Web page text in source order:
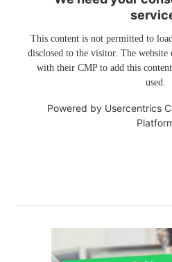
This content is not permitted to
disclosed to the visitor. The website
with their CMP to add this
used.
Powered by Usercentrics